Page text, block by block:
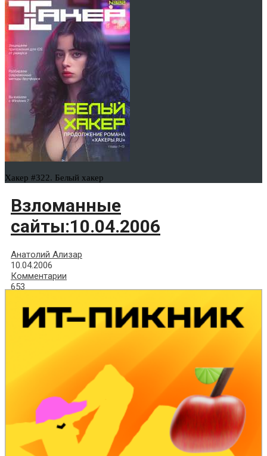
Хакер #322. Белый хакер
Взломанные
сайты:10.04.2006
Анатолий Ализар
10.04.2006
Комментарии
653